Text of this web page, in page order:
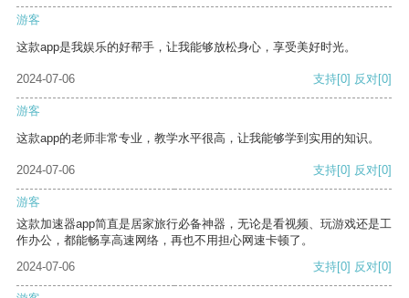
游客
这款app是我娱乐的好帮手，让我能够放松身心，享受美好时光。
2024-07-06 支持[0] 反对[0]
游客
这款app的老师非常专业，教学水平很高，让我能够学到实用的知识。
2024-07-06 支持[0] 反对[0]
游客
这款加速器app简直是居家旅行必备神器，无论是看视频、玩游戏还是工
作办公，都能畅享高速网络，再也不用担心网速卡顿了。
2024-07-06
支持[0] 反对[0]